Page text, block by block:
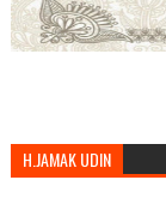
H.JAMAK UDIN